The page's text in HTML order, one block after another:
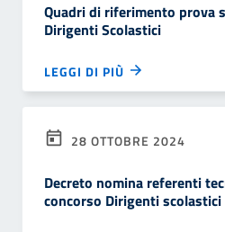
Quadri di riferimento prova
Dirigenti Scolastici
LEGGI DI PIÙ
28 OTTOBRE 2024
Decreto nomina referenti
concorso Dirigenti scolastici